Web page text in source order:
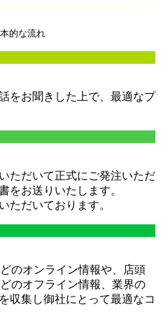
的な流れ
をお聞きした上で、最適なプ
ただいて正式にご発注いただ
をお送りいたします。
ただいております。
のオンライン情報や、店頭
のオフライン情報、業界の
収集し御社にとって最適なコ